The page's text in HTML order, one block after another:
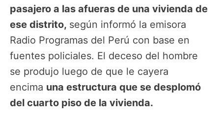
pasajero a las afueras de una vivienda de
ese distrito, según informó la emisora
Radio Programas del Perú con base en
fuentes policiales. El deceso del hombre
se produjo luego de que le cayera
encima una estructura que se desplomó
del cuarto piso de la vivienda.